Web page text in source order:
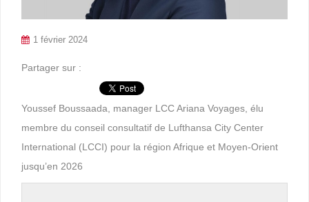
1 février 2024
Partager sur :
Youssef Boussaada, manager LCC Ariana Voyages, élu
membre du conseil consultatif de Lufthansa City Center
International (LCCI) pour la région Afrique et Moyen-Orient
jusqu’en 2026